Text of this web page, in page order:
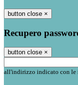
button close ×
Recupero
button close ×
all'indirizzo indicato con le